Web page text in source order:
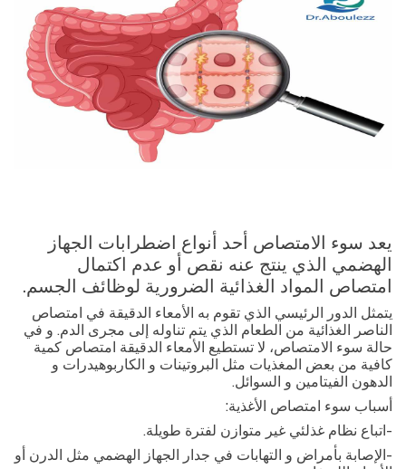
يعد سوء الامتصاص أحد أنواع اضطرابات الجهاز
الهضمي الذي ينتج عنه نقص أو عدم اكتمال
امتصاص المواد الغذائية الضرورية لوظائف الجسم.
يتمثل الدور الرئيسي الذي تقوم به الأمعاء الدقيقة في امتصاص
الناصر الغذائية من الطعام الذي يتم تناوله إلى مجرى الدم. و في
حالة سوء الامتصاص، لا تستطيع الأمعاء الدقيقة امتصاص كمية
كافية من بعض المغذيات مثل البروتينات و الكاربوهيدرات و
الدهون الفيتامين و السوائل.
أسباب سوء امتصاص الأغذية:
-اتباع نظام غذلئي غير متوازن لفترة طويلة.
-الإصابة بأمراض و التهابات في جدار الجهاز الهضمي مثل الدرن أو